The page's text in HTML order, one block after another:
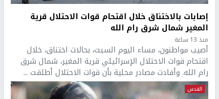
إصابات بالاختناق خلال اقتحام قوات الاحتلال قرية
المغير شمال شرق رام الله
منذ 13 ساعة
أصيب مواطنون، مساء اليوم السبت، بحالات اختناق، خلال
اقتحام قوات الاحتلال الإسرائيلي قرية المغير، شمال شرق
رام الله. وأفادت مصادر محلية بأن قوات الاحتلال أطلقت ...
القدس